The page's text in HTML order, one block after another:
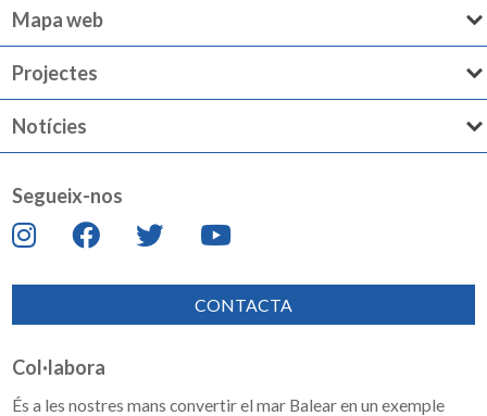
Mapa web
Projectes
Notícies
Segueix-nos
CONTACTA
Col·labora
És a les nostres mans convertir el mar Balear en un exemple